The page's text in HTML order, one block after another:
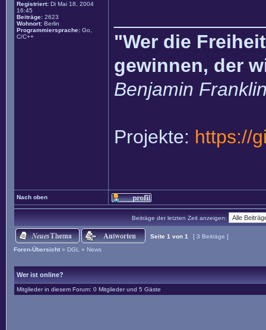
Registriert: Di Mai 18, 2004
16:45
Beiträge: 2623
Wohnort: Berlin
Programmiersprache: Go,
C/C++
"Wer die
gewinnen, der
Benjamin
Projekte: https://
Nach oben
Beiträge der letzten Zeit anzeigen:
Seite 1 von 1
[ 3 Beiträge ]
Foren-Übersicht » DGL » News
Wer ist online?
Mitglieder in diesem Forum: 0 Mitglieder und 5 Gäste